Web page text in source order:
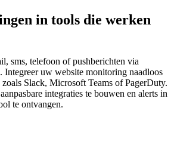
in tools die werken
sms, telefoon of pushberichten via
. Integreer uw website monitoring naadloos
Slack, Microsoft Teams of PagerDuty.
integraties te bouwen en alerts in
te ontvangen.